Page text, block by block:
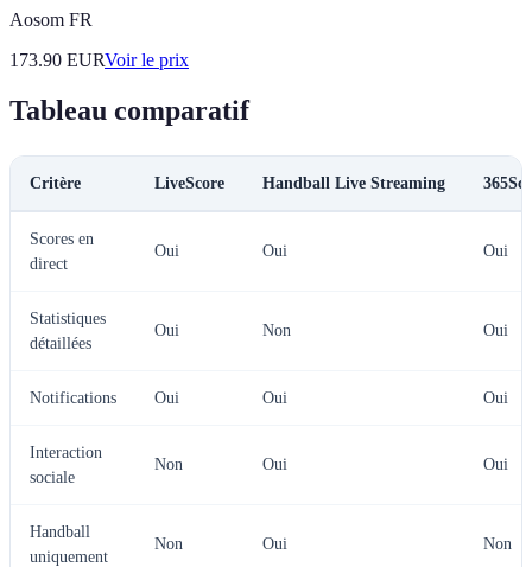
Aosom FR
173.90 EURVoir le prix
Tableau comparatif
Critère LiveScore Handball Live Streaming
Scores en
direct
Oui Oui Oui
Statistiques
détaillées
Oui Non Oui
Notifications Oui Oui Oui
Interaction
sociale
Non Oui Oui
Handball
uniquement
Non Oui Non